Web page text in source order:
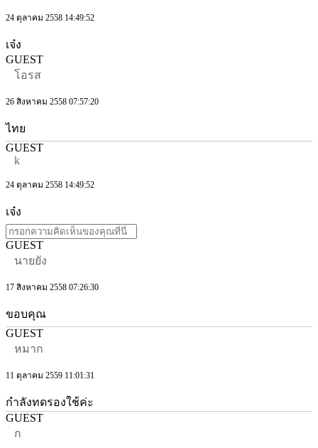
24 ตุลาคม 2558 14:49:52
เจ๋ง
GUEST
โอรส
26 สิงหาคม 2558 07:57:20
ไทย
GUEST
k
24 ตุลาคม 2558 14:49:52
เจ๋ง
GUEST
นายยัง
17 สิงหาคม 2558 07:26:30
ขอบคุณ
GUEST
หมาก
11 ตุลาคม 2559 11:01:31
กำลังทดรองใช้ค่ะ
GUEST
ก